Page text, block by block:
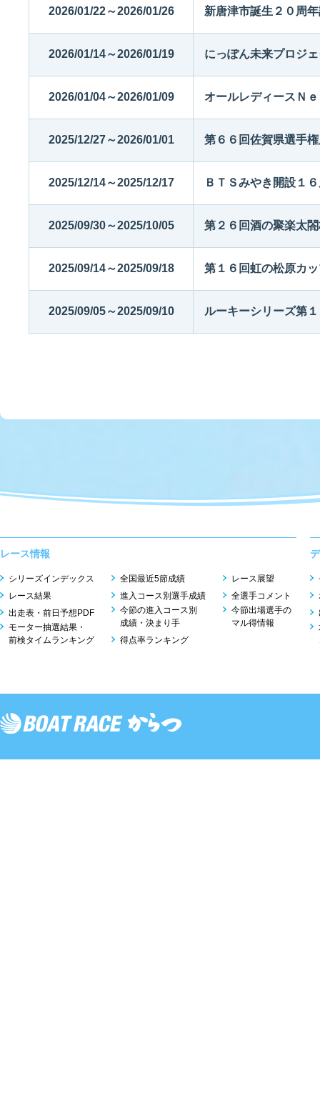
2026/01/22～2026/01/26 新唐津市誕生２０周
2026/01/14～2026/01/19 にっぽん未来プロジ
2026/01/04～2026/01/09 オールレディースＮ
2025/12/27～2026/01/01 第６６回佐賀県選手
2025/12/14～2025/12/17 ＢＴＳみやき開設１
2025/09/30～2025/10/05 第２６回酒の聚楽太
2025/09/14～2025/09/18 第１６回虹の松原カ
2025/09/05～2025/09/10 ルーキーシリーズ第
レース情報
シリーズインデックス
レース結果
出走表・前日予想PDF
モーター抽選結果・
前検タイムランキング
全国最近5節成績
進入コース別選手成績
今節の進入コース別
成績・決まり手
得点率ランキング
レース展望
全選手コメント
今節出場選手の
マル得情報